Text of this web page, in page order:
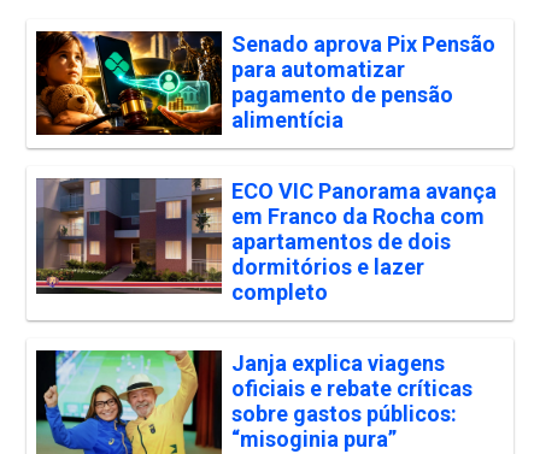
Senado aprova Pix Pensão
para automatizar
pagamento de pensão
alimentícia
ECO VIC Panorama avança
em Franco da Rocha com
apartamentos de dois
dormitórios e lazer
completo
Janja explica viagens
oficiais e rebate críticas
sobre gastos públicos:
“misoginia pura”